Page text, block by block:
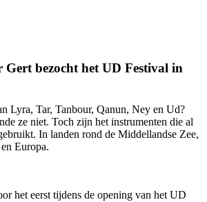
bezocht het UD Festival in
Lyra, Tar, Tanbour, Qanun, Ney en Ud?
ze niet. Toch zijn het instrumenten die al
In landen rond de Middellandse Zee,
Europa.
het eerst tijdens de opening van het UD